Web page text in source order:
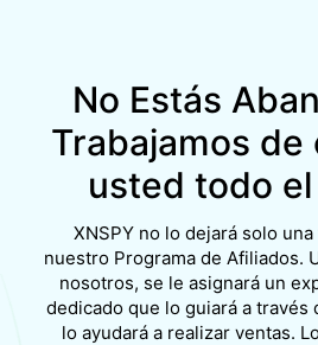
No Estás
Trabajamos de
usted todo
XNSPY no lo dejará solo
nuestro Programa de Afiliados.
nosotros, se le asignará un
dedicado que lo guiará a través
lo ayudará a realizar ventas.